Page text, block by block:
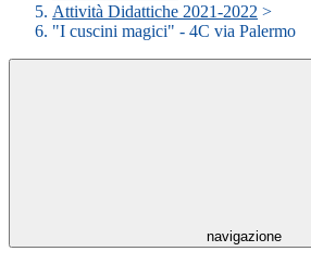
Attività Didattiche 2021-2022 >
"I cuscini magici" - 4C via Palermo
navigazione